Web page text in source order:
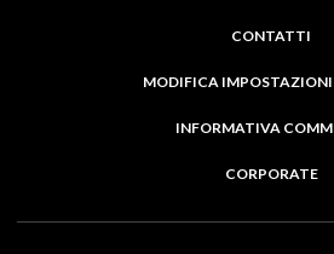
CONTATTI
MODIFICA IMPOSTAZIONI
INFORMATIVA
CORPORATE